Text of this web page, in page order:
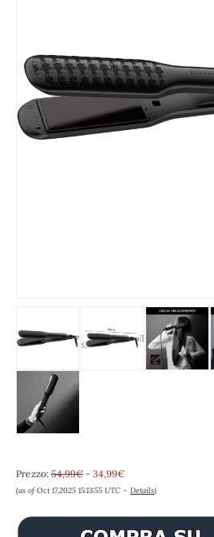
Prezzo: 54,99€ - 34,99€
(as of Oct 17,2025 15:13:55 UTC – Details)